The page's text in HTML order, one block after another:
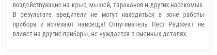
воздействующие на крыс, мышей, тараканов и других насекомых.
В результате вредители не могут находиться в зоне работы
прибора и исчезают навсегда! Отпугиватель Пест Реджект не
влияет на другие приборы, не нуждается в сменных деталях.